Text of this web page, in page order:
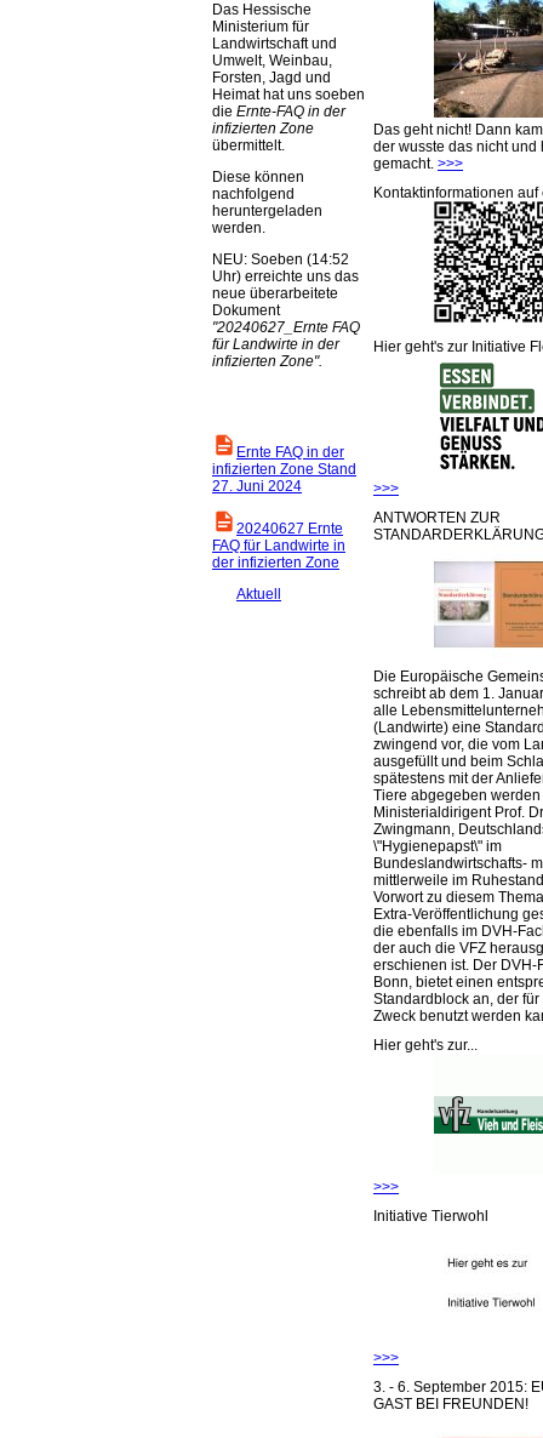
Das Hessische
Ministerium für
Landwirtschaft und
Umwelt, Weinbau,
Forsten, Jagd und
Heimat hat uns soeben
die Ernte-FAQ in der
infizierten Zone
übermittelt.
Diese können
nachfolgend
heruntergeladen
werden.
NEU: Soeben (14:52
Uhr) erreichte uns das
neue überarbeitete
Dokument
20240627_Ernte FAQ
für Landwirte in der
infizierten Zone .
Ernte FAQ in der
infizierten Zone Stand
27. Juni 2024
20240627 Ernte
FAQ für Landwirte in
der infizierten Zone
Aktuell
Das geht nicht! Dann
der wusste das nicht und
gemacht. >>>
Kontaktinformationen
Hier geht's zur Initiative
>>>
ANTWORTEN ZUR
Die Europäische
schreibt ab dem 1.
alle
(Landwirte) eine
zwingend vor, die vom
ausgefüllt und beim
spätestens mit der
Tiere abgegeben werden
Ministerialdirigent Prof.
Zwingmann,
\"Hygienepapst\" im
Bundeslandwirtschafts-
mittlerweile im
Vorwort zu diesem
Extra-Veröffentlichung
die ebenfalls im DVH-
der auch die VFZ
erschienen ist. Der DVH-
Bonn, bietet einen
Standardblock an, der
Zweck benutzt werden
Hier geht's zur...
>>>
Initiative Tierwohl
>>>
3. - 6. September 2015:
GAST BEI FREUNDEN!